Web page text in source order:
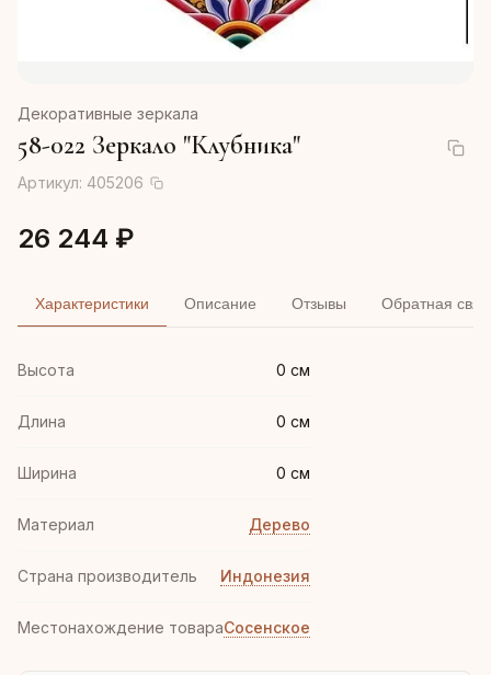
Декоративные зеркала
58-022 Зеркало "Клубника"
Артикул: 405206
26 244 ₽
Характеристики Описание Отзывы Обратная
Высота 0 см
Длина 0 см
Ширина 0 см
Материал Дерево
Страна производитель Индонезия
Местонахождение товараСосенское